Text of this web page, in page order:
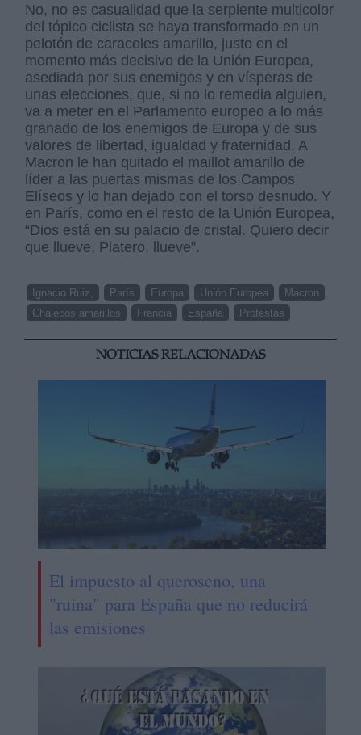
No, no es casualidad que la serpiente multicolor
del tópico ciclista se haya transformado en un
pelotón de caracoles amarillo, justo en el
momento más decisivo de la Unión Europea,
asediada por sus enemigos y en vísperas de
unas elecciones, que, si no lo remedia alguien,
va a meter en el Parlamento europeo a lo más
granado de los enemigos de Europa y de sus
valores de libertad, igualdad y fraternidad. A
Macron le han quitado el maillot amarillo de
líder a las puertas mismas de los Campos
Elíseos y lo han dejado con el torso desnudo. Y
en París, como en el resto de la Unión Europea,
“Dios está en su palacio de cristal. Quiero decir
que llueve, Platero, llueve”.
Ignacio Ruiz, París Europa Unión Europea
Macron
Chalecos amarillos
Francia España Protestas
NOTICIAS RELACIONADAS
El impuesto al queroseno, una
"ruina" para España que no reducirá
las emisiones